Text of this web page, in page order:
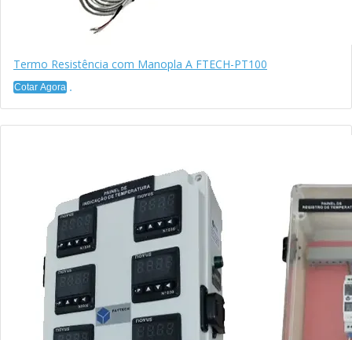
Termo Resistência com Manopla A FTECH-PT100
Cotar Agora